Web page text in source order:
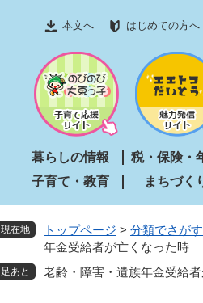
本文へ はじめての方へ
暮らしの情報 税・保険・
子育て・教育
まちづく
現在地 トップページ > 分類でさがす
年金受給者が亡くなった時
老齢・障害・遺族年金受給